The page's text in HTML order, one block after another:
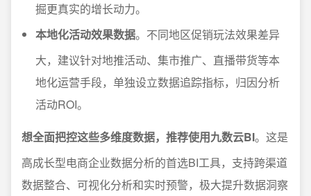
掘更真实的增长动力。
本地化活动效果数据。不同地区促销玩法效果差异
大，建议针对地推活动、集市推广、直播带货等本
地化运营手段，单独设立数据追踪指标，归因分析
活动ROI。
想全面把控这些多维度数据，推荐使用九数云BI。这是
高成长型电商企业数据分析的首选BI工具，支持跨渠道
数据整合、可视化分析和实时预警，极大提升数据洞察